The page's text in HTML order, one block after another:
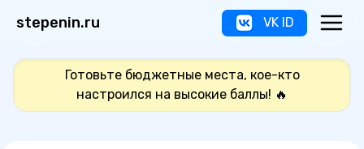
stepenin.ru VK ID
Готовьте бюджетные места, кое-кто
настроился на высокие баллы! 🔥